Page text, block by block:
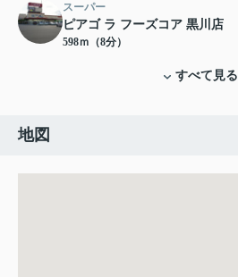
スーパー
ピアゴ ラ フーズコア 黒川店
598ｍ（8分）
すべて見る
地図